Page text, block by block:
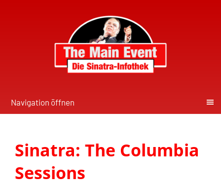
Navigation öffnen
Sinatra: The Columbia
Sessions